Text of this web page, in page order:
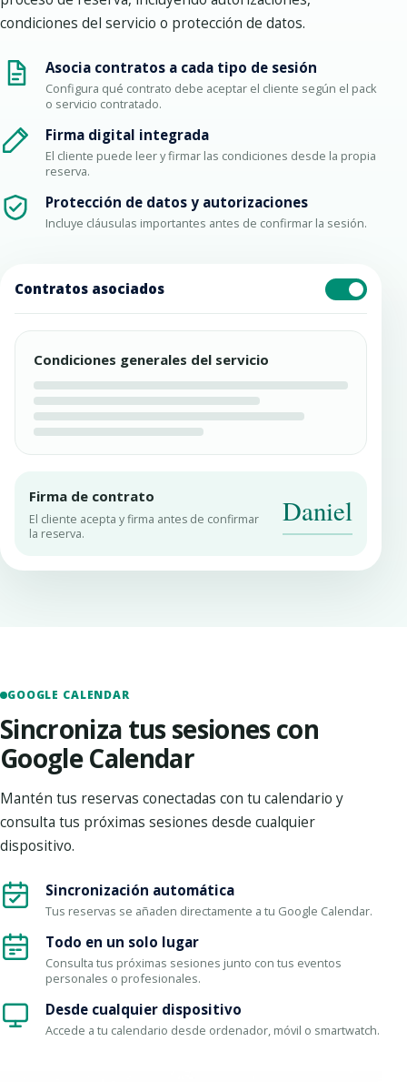
condiciones del servicio o protección de datos.
Asocia contratos a cada tipo de sesión
Configura qué contrato debe aceptar el cliente según el pack
o servicio contratado.
Firma digital integrada
El cliente puede leer y firmar las condiciones desde la propia
reserva.
Protección de datos y autorizaciones
Incluye cláusulas importantes antes de confirmar la sesión.
Contratos asociados
Condiciones generales del servicio
Firma de contrato
El cliente acepta y firma antes de confirmar
la reserva.
Daniel
GOOGLE CALENDAR
Sincroniza tus sesiones con
Google Calendar
Mantén tus reservas conectadas con tu calendario y
consulta tus próximas sesiones desde cualquier
dispositivo.
Sincronización automática
Tus reservas se añaden directamente a tu Google Calendar.
Todo en un solo lugar
Consulta tus próximas sesiones junto con tus eventos
personales o profesionales.
Desde cualquier dispositivo
Accede a tu calendario desde ordenador, móvil o smartwatch.